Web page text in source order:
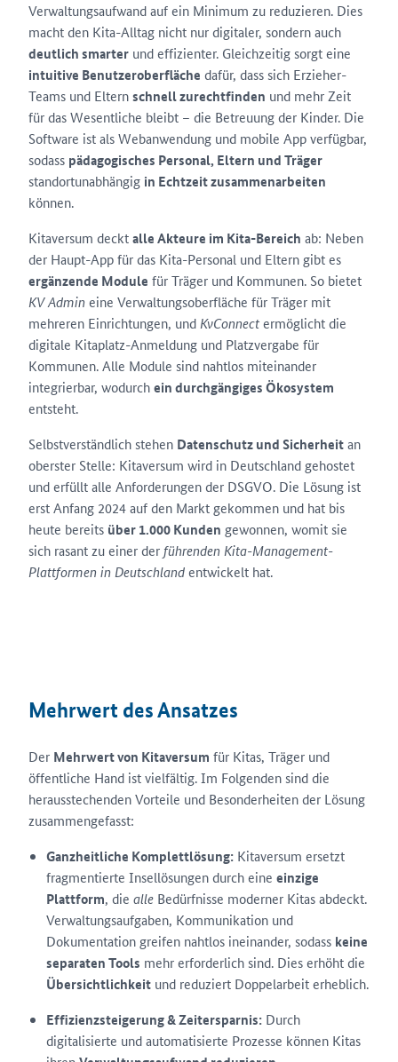
Verwaltungsaufwand auf ein Minimum zu reduzieren. Dies
macht den Kita-Alltag nicht nur digitaler, sondern auch
deutlich smarter und effizienter. Gleichzeitig sorgt eine
intuitive Benutzeroberfläche dafür, dass sich Erzieher-
Teams und Elternschnell zurechtfinden und mehr Zeit
für das Wesentliche bleibt – die Betreuung der Kinder. Die
Software ist als Webanwendung und mobile App verfügbar,
sodass pädagogisches Personal, Eltern und Träger
standortunabhängig in Echtzeit zusammenarbeiten
können.
Kitaversum decktalle Akteure im Kita-Bereich ab: Neben
der Haupt-App für das Kita-Personal und Eltern gibt es
ergänzende Module für Träger und Kommunen. So bietet
KV Admineine Verwaltungsoberfläche für Träger mit
mehreren Einrichtungen, und KvConnectermöglicht die
digitale Kitaplatz-Anmeldung und Platzvergabe für
Kommunen. Alle Module sind nahtlos miteinander
integrierbar, wodurchein durchgängiges Ökosystem
entsteht.
Selbstverständlich stehen Datenschutz und Sicherheitan
oberster Stelle: Kitaversum wird in Deutschland gehostet
und erfüllt alle Anforderungen der DSGVO. Die Lösung ist
erst Anfang 2024 auf den Markt gekommen und hat bis
heute bereits über 1.000 Kunden gewonnen, womit sie
sich rasant zu einer derführenden Kita-Management-
Plattformen in Deutschlandentwickelt hat.
Mehrwert des Ansatzes
Der Mehrwert von Kitaversum für Kitas, Träger und
öffentliche Hand ist vielfältig. Im Folgenden sind die
herausstechenden Vorteile und Besonderheiten der Lösung
zusammengefasst:
Ganzheitliche Komplettlösung: Kitaversum ersetzt
fragmentierte Insellösungen durch eine einzige
Plattform, die alle Bedürfnisse moderner Kitas abdeckt.
Verwaltungsaufgaben, Kommunikation und
Dokumentation greifen nahtlos ineinander, sodass keine
separaten Tools mehr erforderlich sind. Dies erhöht die
Übersichtlichkeit und reduziert Doppelarbeit erheblich.
Effizienzsteigerung & Zeitersparnis: Durch
digitalisierte und automatisierte Prozesse können Kitas